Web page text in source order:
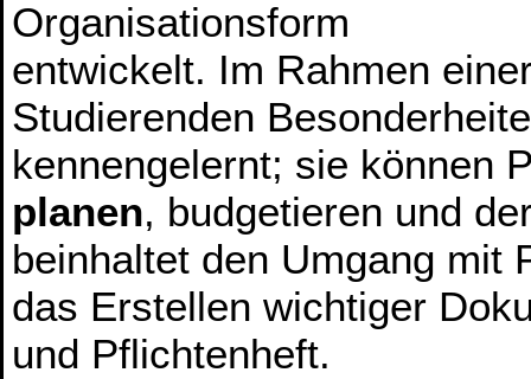
Organisationsform
entwickelt. Im Rahmen
Studierenden
kennengelernt; sie können
planen, budgetieren und
beinhaltet den Umgang mit
das Erstellen wichtiger
und Pflichtenheft.